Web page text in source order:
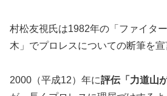
村松友視氏は1982年の「ファイタ
木」でプロレスについての断筆を宣
2000（平成12）年に評伝「力道山